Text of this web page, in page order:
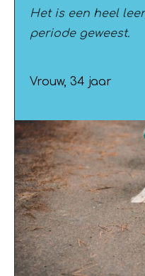
Het is een heel
periode geweest.
Vrouw, 34 jaar